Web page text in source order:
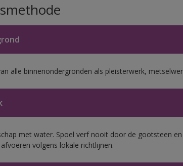
alle binnenondergronden als pleisterwerk,
met water. Spoel verf nooit door de gootsteen
volgens lokale richtlijnen.